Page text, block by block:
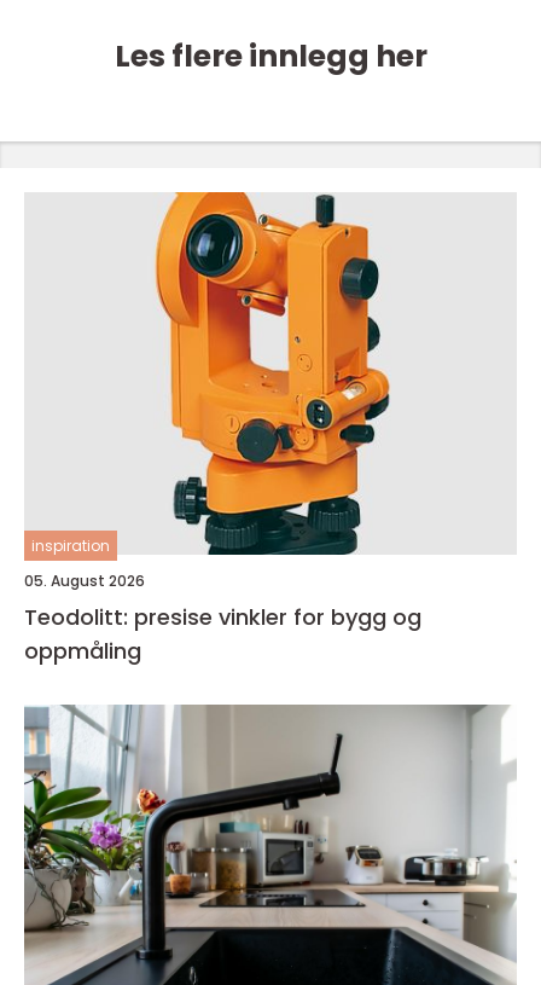
Les flere innlegg her
inspiration
05. August 2026
Teodolitt: presise vinkler for bygg og
oppmåling